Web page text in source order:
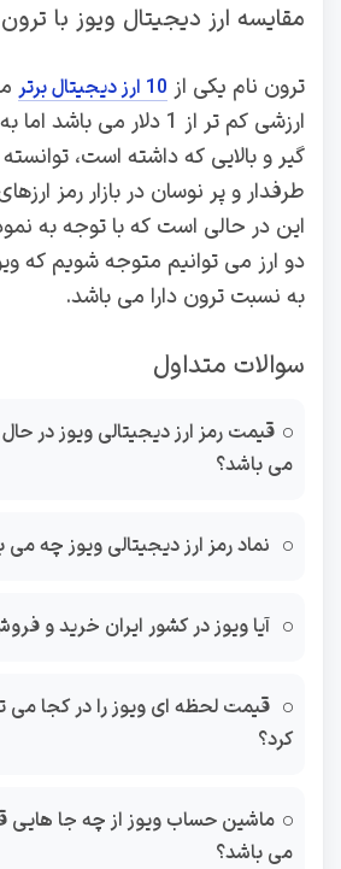
مقایسه ارز دیجیتال ویوز با ترون
ترون نام یکی از 10 ارز دیجیتال برتر
ارزشی کم تر از 1 دلار می
گیر و بالایی که داشته است،
طرفدار و پر نوسان در بازار رمز
این در حالی است که با توجه به
دو ارز می توانیم متوجه شویم که
به نسبت ترون دارا می باشد.
سوالات متداول
قیمت رمز ارز دیجیتالی ویوز در
می باشد؟
نماد رمز ارز دیجیتالی ویوز چه می
آیا ویوز در کشور ایران خرید و
قیمت لحظه ای ویوز را در کجا می
کرد؟
ماشین حساب ویوز از چه جا هایی
می باشد؟